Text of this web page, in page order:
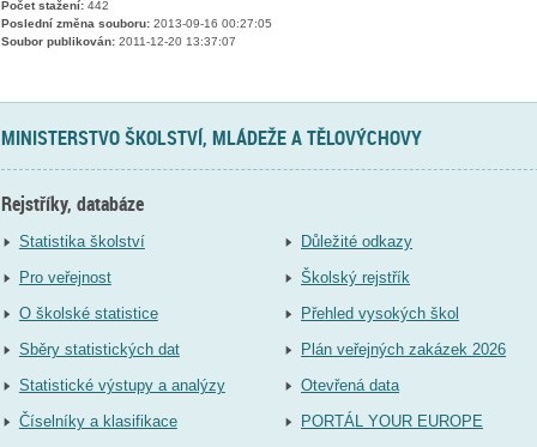
Počet stažení:442
Poslední změna souboru:2013-09-16 00:27:05
Soubor publikován:2011-12-20 13:37:07
MINISTERSTVO ŠKOLSTVÍ, MLÁDEŽE A TĚLOVÝCHOVY
Rejstříky, databáze
Statistika školství
Pro veřejnost
O školské statistice
Sběry statistických dat
Statistické výstupy a analýzy
Číselníky a klasifikace
Důležité odkazy
Školský rejstřík
Přehled vysokých škol
Plán veřejných zakázek 2026
Otevřená data
PORTÁL YOUR EUROPE